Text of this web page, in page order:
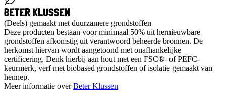
(Deels) gemaakt met duurzamere grondstoffen
Deze producten bestaan voor minimaal 50% uit hernieuwbare
grondstoffen afkomstig uit verantwoord beheerde bronnen. De
herkomst hiervan wordt aangetoond met onafhankelijke
certificering. Denk hierbij aan hout met een FSC®- of PEFC-
keurmerk, verf met biobased grondstoffen of isolatie gemaakt van
hennep.
Meer informatie overBeter Klussen